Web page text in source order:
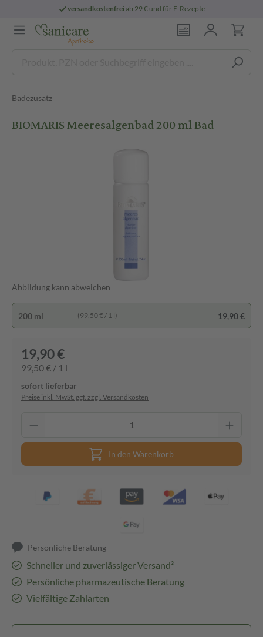
versandkostenfreiab 29 € und für E-Rezepte
Badezusatz
BIOMARIS Meeresalgenbad 200 ml Bad
Abbildung kann abweichen
200 ml (99,50 € / 1 l) 19,90 €
19,90 €
99,50 € / 1 l
sofort lieferbar
Preise inkl. MwSt. ggf. zzgl. Versandkosten
In den Warenkorb
Persönliche Beratung
Schneller und zuverlässiger Versand³
Persönliche pharmazeutische Beratung
Vielfältige Zahlarten